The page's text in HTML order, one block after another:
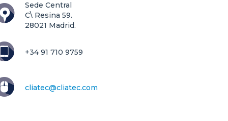
Sede Central
C\ Resina 59.
28021 Madrid.
+34 91 710 9759
cliatec@cliatec.com